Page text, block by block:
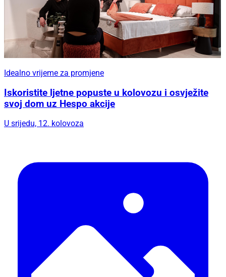
Idealno vrijeme za promjene
Iskoristite ljetne popuste u kolovozu i osvježite
svoj dom uz Hespo akcije
U srijedu, 12. kolovoza